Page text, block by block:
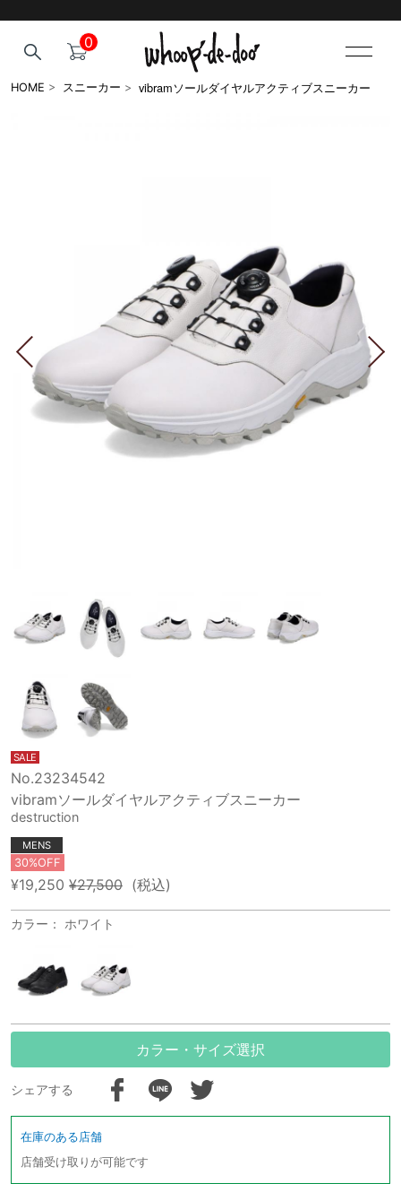
0
HOME > スニーカー > vibramソールダイヤルアクティブスニーカー
SALE
No.23234542
vibramソールダイヤルアクティブスニーカー
destruction
MENS
30%OFF
¥19,250 ¥27,500 (税込)
カラー： ホワイト
カラー・サイズ選択
シェアする
在庫のある店舗
店舗受け取りが可能です